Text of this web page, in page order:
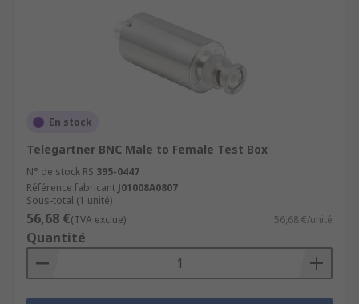
En stock
Telegartner BNC Male to Female Test Box
N° de stock RS 395-0447
Référence fabricant J01008A0807
Sous-total (1 unité)
56,68 €(TVA exclue) 56,68 €/unité
Quantité